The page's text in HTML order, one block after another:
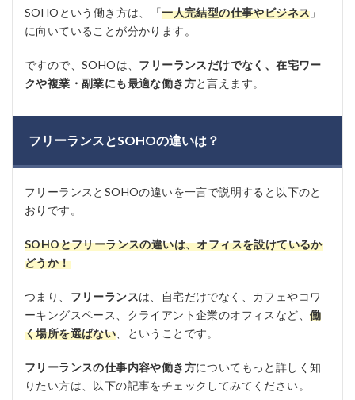
SOHOという働き方は、「一人完結型の仕事やビジネス 」
に向いていることが分かります。
ですので、SOHOは、 フリーランスだけでなく、在宅ワー
クや複業・副業にも最適な働き方と言えます。
フリーランスとSOHOの違いは？
フリーランスとSOHOの違いを一言で説明すると以下のと
おりです。
SOHOとフリーランスの違いは、オフィスを設けているか
どうか！
つまり、 フリーランスは、自宅だけでなく、カフェやコワ
ーキングスペース、クライアント企業のオフィスなど、 働
く場所を選ばない 、ということです。
フリーランスの仕事内容や働き方についてもっと詳しく知
りたい方は、以下の記事をチェックしてみてください。